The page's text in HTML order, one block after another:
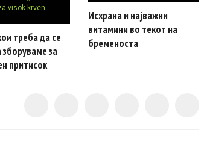
треба да се
зборуваме за
притисок
Исхрана и најважни
витамини во текот на
бременоста